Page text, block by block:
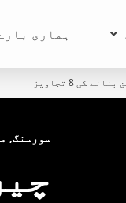
ہماری
کی 8 تجاویز
سورسنگ,